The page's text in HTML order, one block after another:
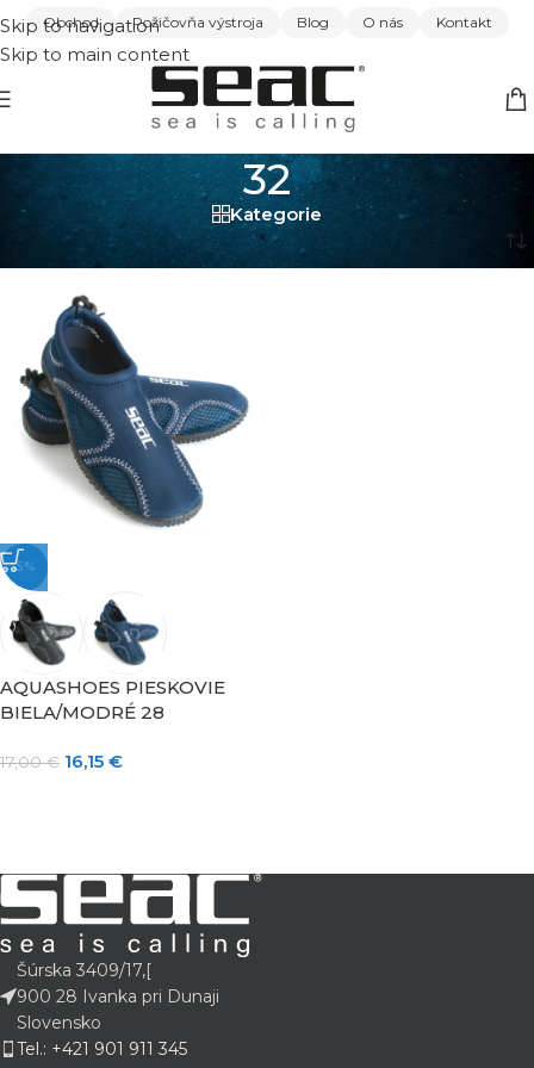
Skip to navigation
Skip to main content
Obchod Požičovňa výstroja Blog O nás Kontakt
32
Kategorie
Domov/
-5%
AQUASHOES PIESKOVIE
BIELA/MODRÉ 28
17,00€ 16,15 €
Šúrska 3409/17,[
900 28 Ivanka pri Dunaji
Slovensko
Tel.: +421 901 911 345